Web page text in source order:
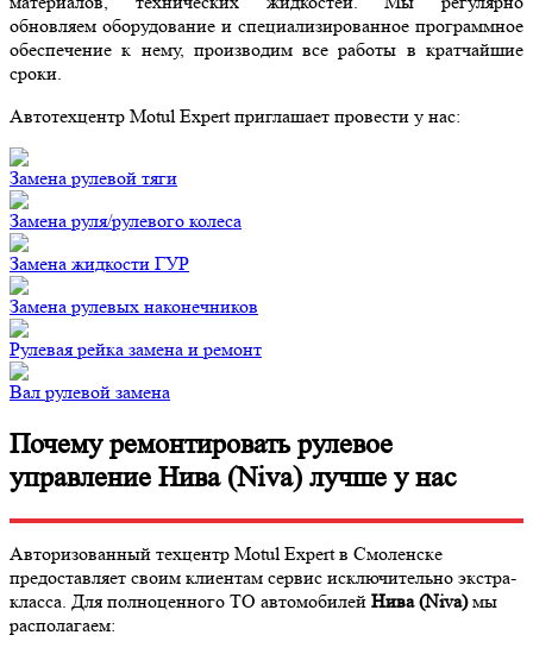
обновляем оборудование и специализированное программное
обеспечение к нему, производим все работы в кратчайшие
сроки.
Автотехцентр Motul Expert приглашает провести у нас:
Замена рулевой тяги
Замена руля/рулевого колеса
Замена жидкости ГУР
Замена рулевых наконечников
Рулевая рейка замена и ремонт
Вал рулевой замена
Почему ремонтировать рулевое
управление Нива (Niva) лучше у нас
Авторизованный техцентр Motul Expert в Смоленске
предоставляет своим клиентам сервис исключительно экстра-
класса. Для полноценного ТО автомобилей Нива (Niva)мы
располагаем: